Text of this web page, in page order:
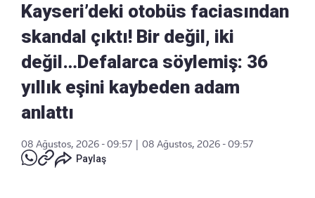
Kayseri’deki otobüs faciasından
skandal çıktı! Bir değil, iki
değil…Defalarca söylemiş: 36
yıllık eşini kaybeden adam
anlattı
08 Ağustos, 2026 - 09:57
08 Ağustos, 2026 - 09:57
Paylaş